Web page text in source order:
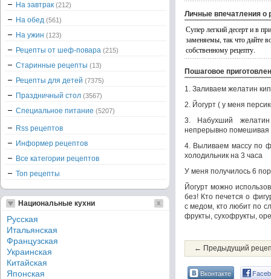
Личные впечатления о
Супер легкий десерт и в
заменяемы, так что дайте
собственному рецепту.
Пошаговое
1. Заливаем желатин
2. Йогурт ( у меня
3. Набухший желатин
непрерывно помешивая
4. Выливаем массу по
холодильник на 3 часа
У меня получилось 6
Йогурт можно
без! Кто печется о
с медом, кто любит по
фрукты, сухофрукты,
← Предыдущий
Вконтакте
На завтрак (212)
На обед (561)
На ужин (123)
Рецепты от шеф-повара (215)
Старинные рецепты (13)
Рецепты для детей (7375)
Праздничный стол (3567)
Специальное питание (5207)
Rss рецептов
Информер рецептов
Все категории рецептов
Топ рецепты
Национальные кухни
Русская
Итальянская
Французская
Украинская
Китайская
Японская